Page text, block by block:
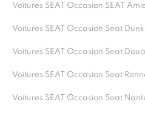
Voitures SEAT Occasion SEAT
Voitures SEAT Occasion Seat
Voitures SEAT Occasion Seat
Voitures SEAT Occasion Seat
Voitures SEAT Occasion Seat